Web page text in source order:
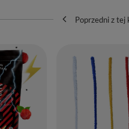
Poprzedni z tej